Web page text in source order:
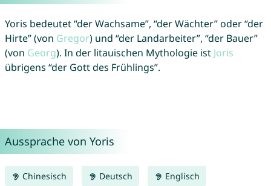
Yoris bedeutet “der Wachsame”, “der Wächter” oder “der
Hirte” (von Gregor) und “der Landarbeiter”, “der Bauer”
(von Georg). In der litauischen Mythologie ist Joris
übrigens “der Gott des Frühlings”.
Aussprache von Yoris
Chinesisch Deutsch Englisch